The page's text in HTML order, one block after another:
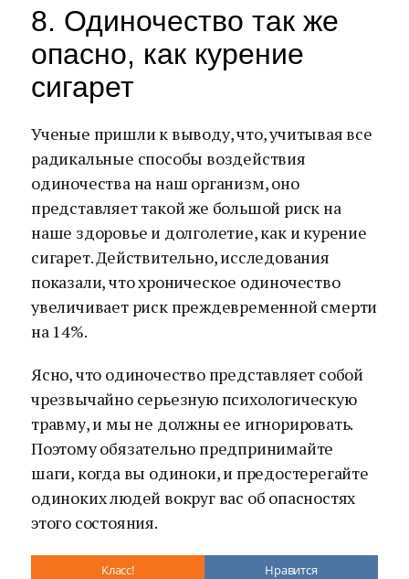
8. Одиночество так же
опасно, как курение
сигарет
Ученые пришли к выводу, что, учитывая все
радикальные способы воздействия
одиночества на наш организм, оно
представляет такой же большой риск на
наше здоровье и долголетие, как и курение
сигарет. Действительно, исследования
показали, что хроническое одиночество
увеличивает риск преждевременной смерти
на 14%.
Ясно, что одиночество представляет собой
чрезвычайно серьезную психологическую
травму, и мы не должны ее игнорировать.
Поэтому обязательно предпринимайте
шаги, когда вы одиноки, и предостерегайте
одиноких людей вокруг вас об опасностях
этого состояния.
Класс! Нравится